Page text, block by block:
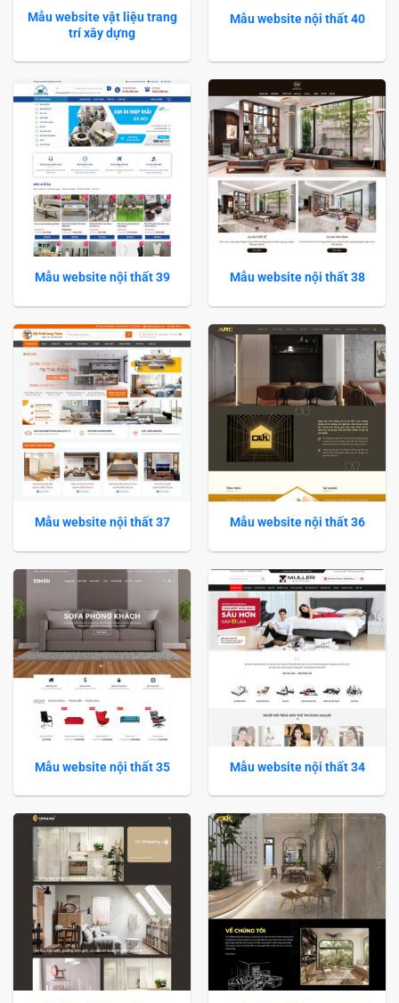
Mẫu website vật liệu trang
trí xây dựng
Mẫu website nội thất 40
Mẫu website nội thất 39 Mẫu website nội thất 38
Mẫu website nội thất 37 Mẫu website nội thất 36
Mẫu website nội thất 35 Mẫu website nội thất 34